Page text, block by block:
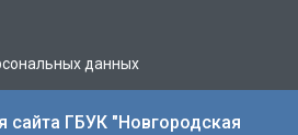
данных
сайта ГБУК "Новгородская